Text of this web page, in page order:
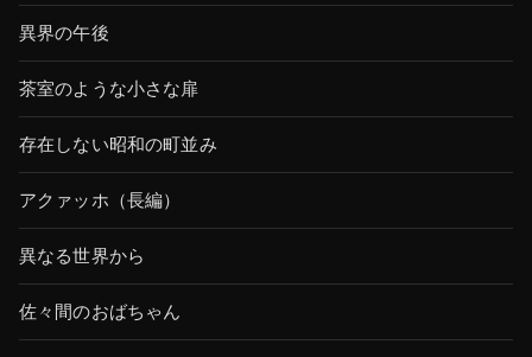
異界の午後
茶室のような小さな扉
存在しない昭和の町並み
アクァッホ（長編）
異なる世界から
佐々間のおばちゃん